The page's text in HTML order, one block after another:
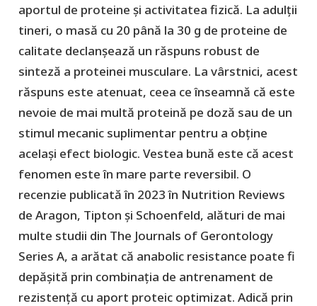
aportul de proteine și activitatea fizică. La adulții
tineri, o masă cu 20 până la 30 g de proteine de
calitate declanșează un răspuns robust de
sinteză a proteinei musculare. La vârstnici, acest
răspuns este atenuat, ceea ce înseamnă că este
nevoie de mai multă proteină pe doză sau de un
stimul mecanic suplimentar pentru a obține
același efect biologic. Vestea bună este că acest
fenomen este în mare parte reversibil. O
recenzie publicată în 2023 în Nutrition Reviews
de Aragon, Tipton și Schoenfeld, alături de mai
multe studii din The Journals of Gerontology
Series A, a arătat că anabolic resistance poate fi
depășită prin combinația de antrenament de
rezistență cu aport proteic optimizat. Adică prin